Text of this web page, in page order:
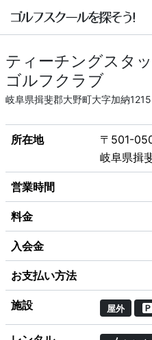
ティーチングスタ
ゴルフクラブ
岐阜県揖斐郡大野町大字加納1215
所在地
〒501-
岐阜県揖
営業時間
料金
入会金
お支払い方法
施設 屋外